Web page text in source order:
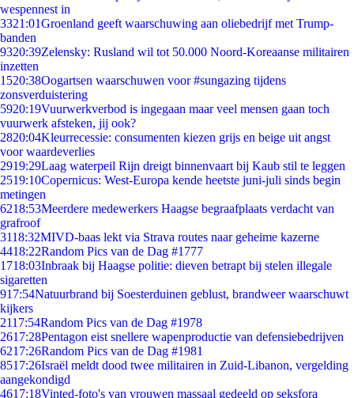
wespennest in
3321:01Groenland geeft waarschuwing aan oliebedrijf met Trump-
banden
9320:39Zelensky: Rusland wil tot 50.000 Noord-Koreaanse militairen
inzetten
1520:38Oogartsen waarschuwen voor #sungazing tijdens
zonsverduistering
5920:19Vuurwerkverbod is ingegaan maar veel mensen gaan toch
vuurwerk afsteken, jij ook?
2820:04Kleurrecessie: consumenten kiezen grijs en beige uit angst
voor waardeverlies
2919:29Laag waterpeil Rijn dreigt binnenvaart bij Kaub stil te leggen
2519:10Copernicus: West-Europa kende heetste juni-juli sinds begin
metingen
6218:53Meerdere medewerkers Haagse begraafplaats verdacht van
grafroof
3118:32MIVD-baas lekt via Strava routes naar geheime kazerne
4418:22Random Pics van de Dag #1777
1718:03Inbraak bij Haagse politie: dieven betrapt bij stelen illegale
sigaretten
917:54Natuurbrand bij Soesterduinen geblust, brandweer waarschuwt
kijkers
2117:54Random Pics van de Dag #1978
2617:28Pentagon eist snellere wapenproductie van defensiebedrijven
6217:26Random Pics van de Dag #1981
8517:26Israël meldt dood twee militairen in Zuid-Libanon, vergelding
aangekondigd
4617:18Vinted-foto's van vrouwen massaal gedeeld op seksfora